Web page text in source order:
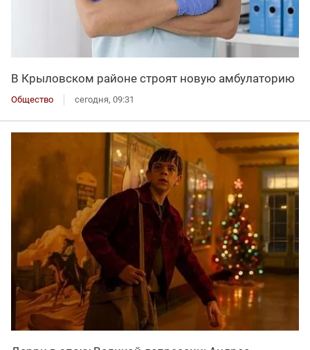
В Крыловском районе строят новую амбулаторию
Общество сегодня, 09:31